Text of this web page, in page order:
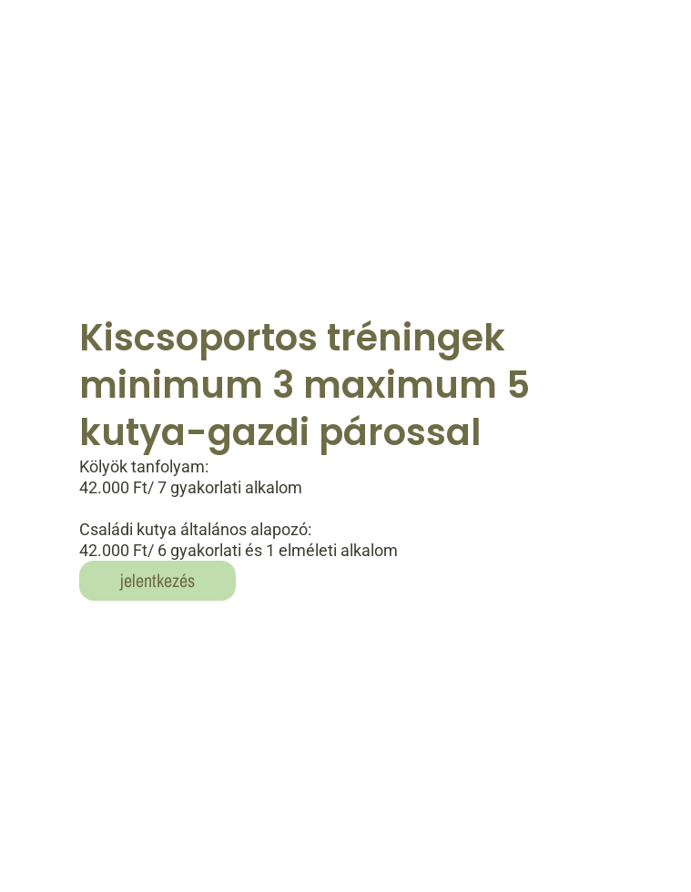
Kiscsoportos tréningek
minimum 3 maximum 5
kutya-gazdi párossal
Kölyök tanfolyam:
42.000 Ft/ 7 gyakorlati alkalom
Családi kutya általános alapozó:
42.000 Ft/ 6 gyakorlati és 1 elméleti alkalom
jelentkezés